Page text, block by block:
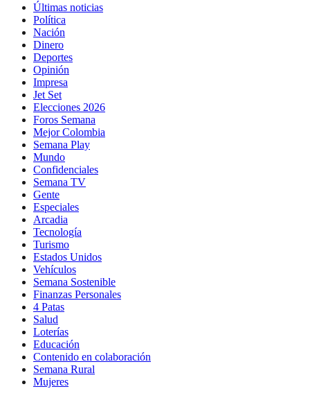
Últimas noticias
Política
Nación
Dinero
Deportes
Opinión
Impresa
Jet Set
Elecciones 2026
Foros Semana
Mejor Colombia
Semana Play
Mundo
Confidenciales
Semana TV
Gente
Especiales
Arcadia
Tecnología
Turismo
Estados Unidos
Vehículos
Semana Sostenible
Finanzas Personales
4 Patas
Salud
Loterías
Educación
Contenido en colaboración
Semana Rural
Mujeres